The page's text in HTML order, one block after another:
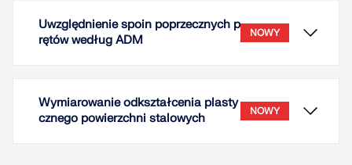
Uwzględnienie spoin poprzecznych p
rętów według ADM
NOWY
Wymiarowanie odkształcenia plasty
cznego powierzchni stalowych
NOWY